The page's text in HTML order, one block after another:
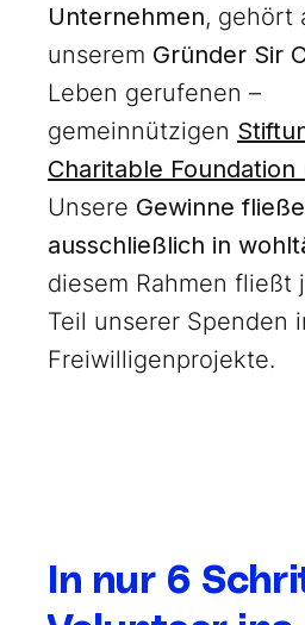
Unternehmen, gehört
unserem Gründer Sir
Leben gerufenen –
gemeinnützigen
Charitable Foundation
Unsere Gewinne
ausschließlich in
diesem Rahmen fließt
Teil unserer Spenden
Freiwilligenprojekte.
In nur 6